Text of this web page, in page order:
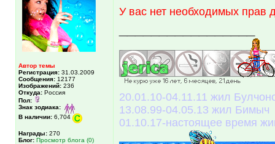
Автор темы
Регистрация: 31.03.2009
Сообщения: 12177
Изображений: 236
Откуда: Россия
Пол:
Знак зодиака:
В наличии: 6,704
Награды: 270
Блог: Просмотр блога (0)
У вас нет необходимых прав
20.01.10-04.11.11 жил
13.08.99-04.05.13 жил Бимыч
01.10.17-настоящее время